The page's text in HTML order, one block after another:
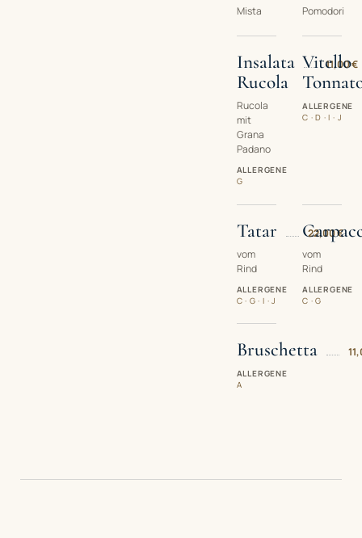
Mista Pomodori
Insalata
Rucola
11,00 €
Rucola
mit
Grana
Padano
ALLERGENE
G
Vitello
ALLERGENE
C · D · I · J
Tatar
22,00 €
vom
Rind
ALLERGENE
C · G · I · J
vom
Rind
ALLERGENE
C · G
Bruschetta
ALLERGENE
A